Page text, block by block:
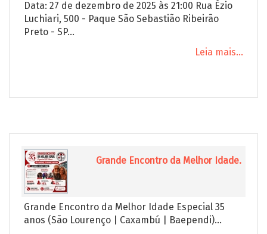
Data: 27 de dezembro de 2025 às 21:00 Rua Ézio
Luchiari, 500 - Paque São Sebastião Ribeirão
Preto - SP...
Leia mais...
Grande Encontro da Melhor Idade.
Grande Encontro da Melhor Idade Especial 35
anos (São Lourenço | Caxambú | Baependi)...